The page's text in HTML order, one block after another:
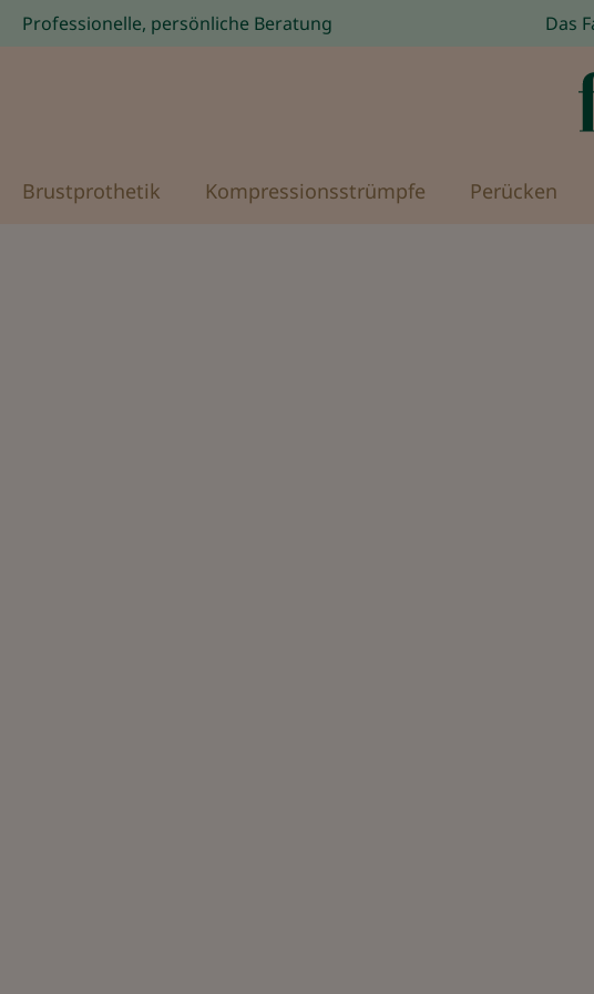
Hauptnavigation springen
Professionelle, persönliche Beratung Das
Brustprothetik Kompressionsstrümpfe Perücken